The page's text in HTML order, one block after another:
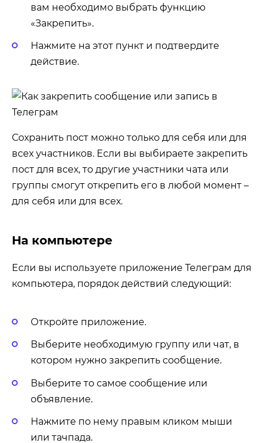
вам необходимо выбрать функцию
«Закрепить».
Нажмите на этот пункт и подтвердите
действие.
Сохранить пост можно только для себя или для
всех участников. Если вы выбираете закрепить
пост для всех, то другие участники чата или
группы смогут открепить его в любой момент –
для себя или для всех.
На компьютере
Если вы используете приложение Телеграм для
компьютера, порядок действий следующий:
Откройте приложение.
Выберите необходимую группу или чат, в
котором нужно закрепить сообщение.
Выберите то самое сообщение или
объявление.
Нажмите по нему правым кликом мыши
или тачпада.